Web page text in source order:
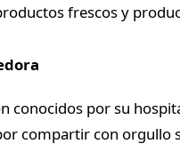
frescos y
conocidos por su
compartir con orgullo